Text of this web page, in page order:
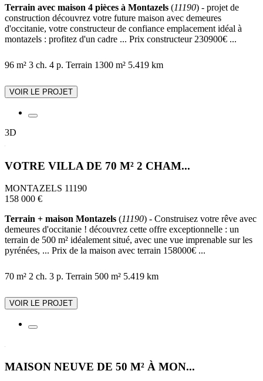
Terrain avec maison 4 pièces à Montazels (11190) - projet de
construction découvrez votre future maison avec demeures
d'occitanie, votre constructeur de confiance emplacement idéal à
montazels : profitez d'un cadre ... Prix constructeur 230900€ ...
96 m² 3 ch. 4 p. Terrain 1300 m² 5.419 km
VOIR LE PROJET
3D
VOTRE VILLA DE 70 M² 2 CHAM...
MONTAZELS 11190
158 000 €
Terrain + maison Montazels (11190) - Construisez votre rêve avec
demeures d'occitanie ! découvrez cette offre exceptionnelle : un
terrain de 500 m² idéalement situé, avec une vue imprenable sur les
pyrénées, ... Prix de la maison avec terrain 158000€ ...
70 m² 2 ch. 3 p. Terrain 500 m² 5.419 km
VOIR LE PROJET
MAISON NEUVE DE 50 M² À MON...